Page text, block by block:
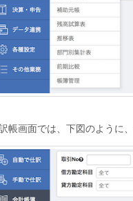
帳画面では、下図のように